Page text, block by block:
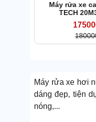
Máy rửa xe
TECH
Máy rửa xe hơi
dáng đẹp, tiện
nóng,...